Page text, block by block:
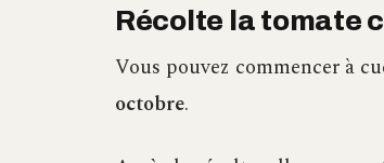
Récolte la tomate
Vous pouvez commencer à
octobre.